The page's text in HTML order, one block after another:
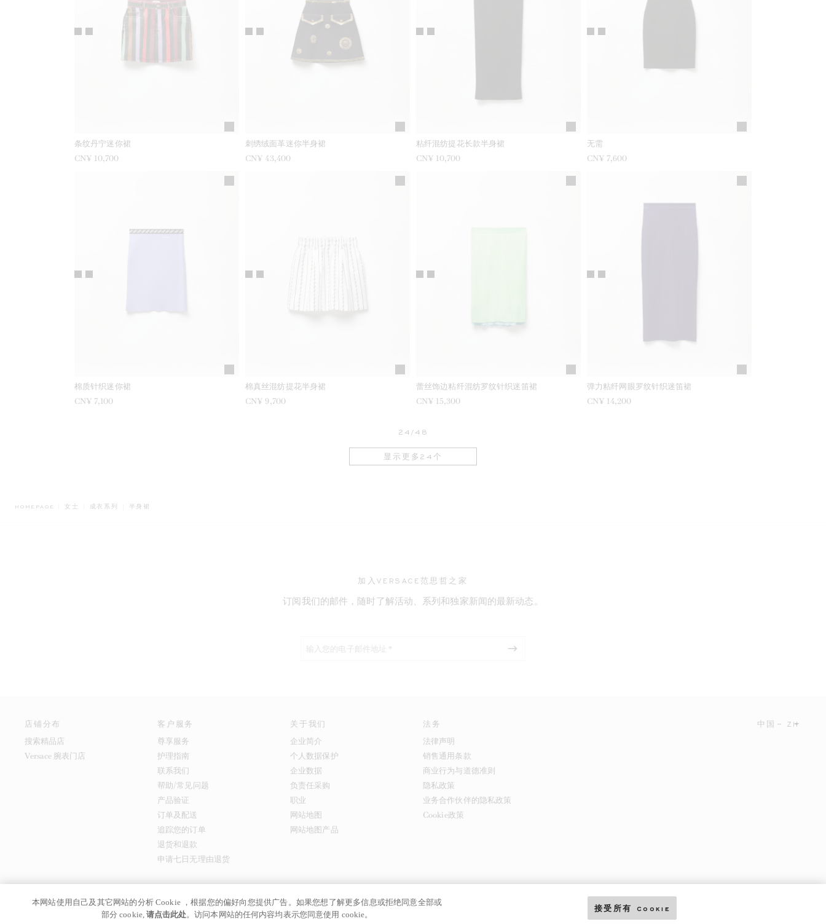
条纹丹宁迷你裙
CN¥ 10,700
刺绣绒面革迷你半身裙
CN¥ 43,400
粘纤混纺提花长款半身裙
CN¥ 10,700
无需
CN¥ 7,600
棉质针织迷你裙
CN¥ 7,100
棉真丝混纺提花半身裙
CN¥ 9,700
蕾丝饰边粘纤混纺罗纹针织迷笛裙
CN¥ 15,300
弹力粘纤网眼罗纹针织迷笛裙
CN¥ 14,200
24/48
显示更多24个
HOMEPAGE 女士 成衣系列 BREADCRUMB.ADA.LABEL.CURRENT
半身裙
加入VERSACE范思哲之家
订阅我们的邮件，随时了解活动、系列和独家新闻的最新动态。
店铺分布
搜索精品店
Versace 腕表门店
客户服务
尊享服务
护理指南
联系我们
帮助/常见问题
产品验证
订单及配送
追踪您的订单
退货和退款
申请七日无理由退货
关于我们
企业简介
个人数据保护
企业数据
负责任采购
职业
网站地图
网站地图产品
法务
法律声明
销售通用条款
商业行为与道德准则
隐私政策
业务合作伙伴的隐私政策
Cookie政策
中国 ZH
© GIANNI VERSACE S.R.L. P.IVA IT04636090963 京ICP备17024039号
本网站使用自己及其它网站的分析 Cookie ，根据您的偏好向您提供广告。如果您想了解更多信息或拒绝同意全部或
部分 cookie,请点击此处。访问本网站的任何内容均表示您同意使用 cookie。
接受所有 Cookie